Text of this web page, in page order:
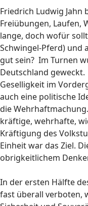
Friedrich Ludwig Jahn
Freiübungen, Laufen,
lange, doch wofür
Schwingel-Pferd) und
gut sein? Im Turnen
Deutschland
Geselligkeit im
auch eine politische
die
kräftige, wehrhafte,
Kräftigung des
Einheit war das Ziel.
obrigkeitlichem
In der ersten Hälfte
fast überall verboten,